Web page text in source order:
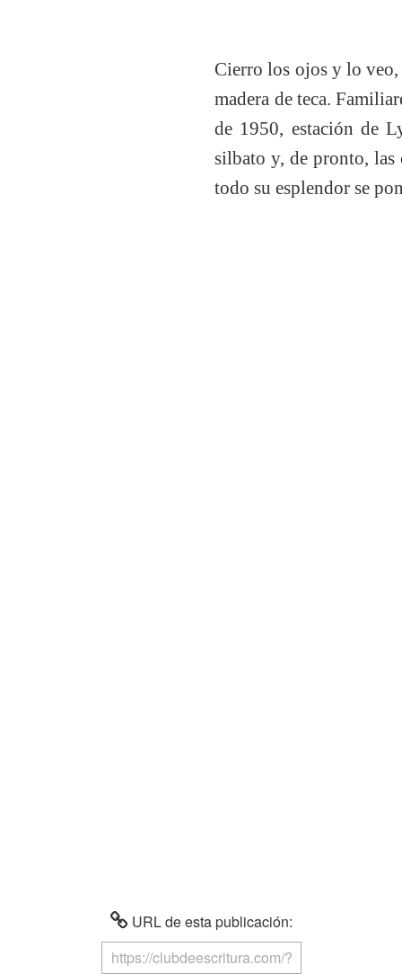
Cierro los ojos y lo
madera de teca.
de 1950, estación de
silbato y, de pronto, las
todo su esplendor se
URL de esta publicación: